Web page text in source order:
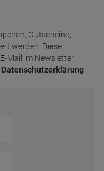
Gutscheine,
werden. Diese
Mail im Newsletter
Datenschutzerklärung